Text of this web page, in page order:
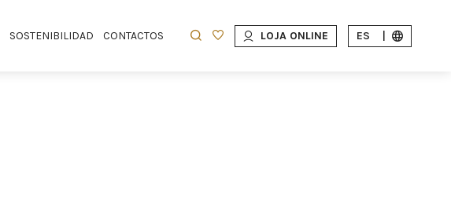
SOSTENIBILIDAD CONTACTOS LOJA ONLINE ES